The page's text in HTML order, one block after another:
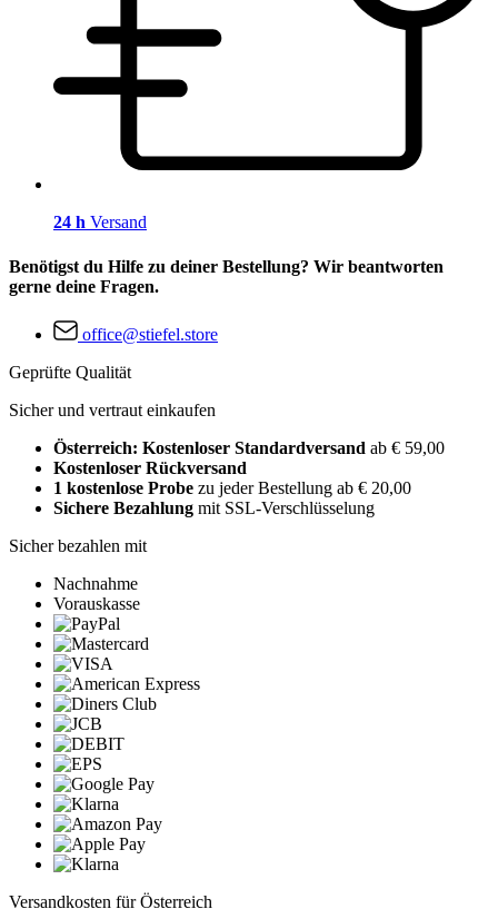
24 h Versand
Benötigst du Hilfe zu deiner Bestellung? Wir beantworten
gerne deine Fragen.
office@stiefel.store
Geprüfte Qualität
Sicher und vertraut einkaufen
Österreich: Kostenloser Standardversand ab € 59,00
Kostenloser Rückversand
1 kostenlose Probe zu jeder Bestellung ab € 20,00
Sichere Bezahlung mit SSL-Verschlüsselung
Sicher bezahlen mit
Nachnahme
Vorauskasse
Versandkosten für Österreich